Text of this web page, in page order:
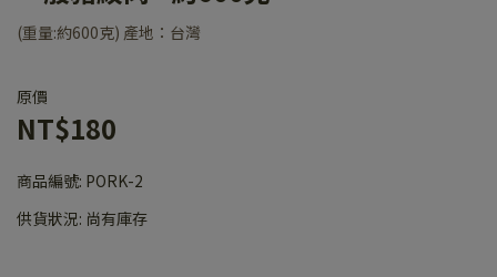
(重量:約600克) 產地：台灣
原價
NT$180
商品編號: PORK-2
供貨狀況: 尚有庫存